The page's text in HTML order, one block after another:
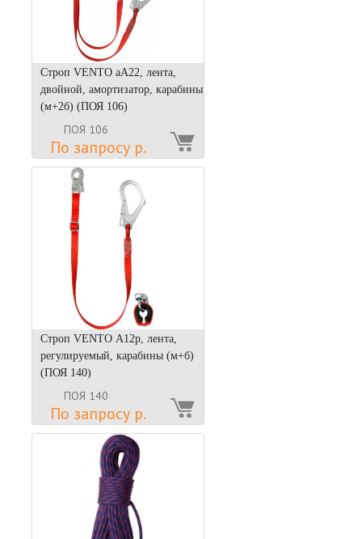
Строп VENTO aА22, лента,
двойной, амортизатор, карабины
(м+2б) (ПОЯ 106)
ПОЯ 106
По запросу р.
Строп VENTO А12р, лента,
регулируемый, карабины (м+б)
(ПОЯ 140)
ПОЯ 140
По запросу р.